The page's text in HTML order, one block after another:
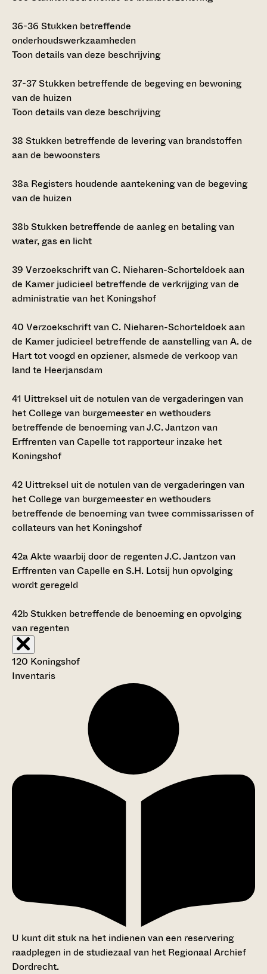
36-36 Stukken betreffende
onderhoudswerkzaamheden
Toon details van deze beschrijving
37-37Stukken betreffende de begeving en bewoning
van de huizen
Toon details van deze beschrijving
38 Stukken betreffende de levering van brandstoffen
aan de bewoonsters
38a Registers houdende aantekening van de begeving
van de huizen
38bStukken betreffende de aanleg en betaling van
water, gas en licht
39 Verzoekschrift van C. Nieharen-Schorteldoek aan
de Kamer judicieel betreffende de verkrijging van de
administratie van het Koningshof
40 Verzoekschrift van C. Nieharen-Schorteldoek aan
de Kamer judicieel betreffende de aanstelling van A. de
Hart tot voogd en opziener, alsmede de verkoop van
land te Heerjansdam
41 Uittreksel uit de notulen van de vergaderingen van
het College van burgemeester en wethouders
betreffende de benoeming van J.C. Jantzon van
Erffrenten van Capelle tot rapporteur inzake het
Koningshof
42 Uittreksel uit de notulen van de vergaderingen van
het College van burgemeester en wethouders
betreffende de benoeming van twee commissarissen of
collateurs van het Koningshof
42aAkte waarbij door de regenten J.C. Jantzon van
Erffrenten van Capelle en S.H. Lotsij hun opvolging
wordt geregeld
42bStukken betreffende de benoeming en opvolging
van regenten
120 Koningshof
Inventaris
U kunt dit stuk na het indienen van een reservering
raadplegen in de studiezaal van het Regionaal Archief
Dordrecht.